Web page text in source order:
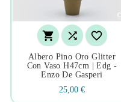
  
Albero Pino Oro Glitter
Con Vaso H47cm | Edg -
Enzo De Gasperi
25,00 €